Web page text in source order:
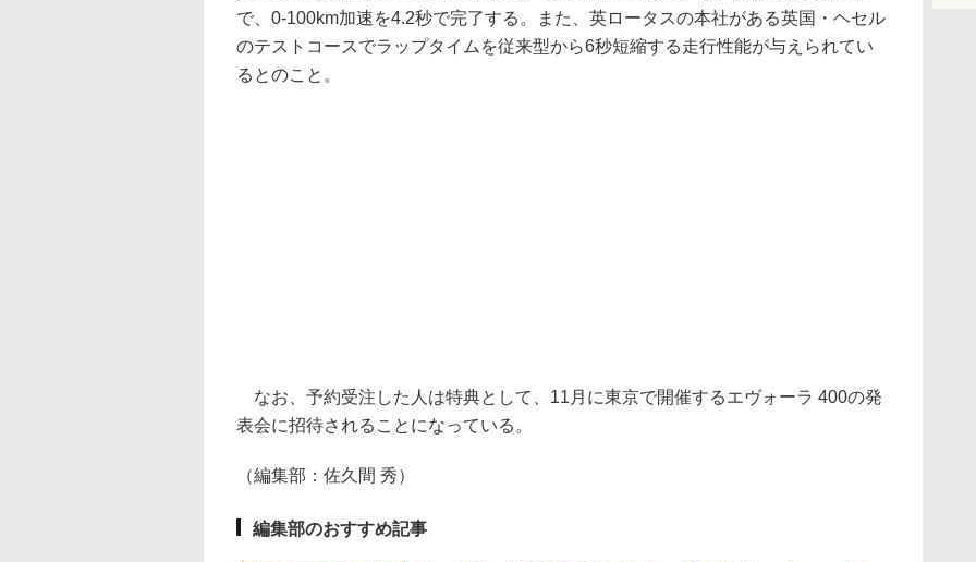
で、0-100km加速を4.2秒で完了する。また、英ロータスの本社がある英国・ヘセル
のテストコースでラップタイムを従来型から6秒短縮する走行性能が与えられてい
るとのこと。
なお、予約受注した人は特典として、11月に東京で開催するエヴォーラ 400の発
表会に招待されることになっている。
（編集部：佐久間 秀）
編集部のおすすめ記事